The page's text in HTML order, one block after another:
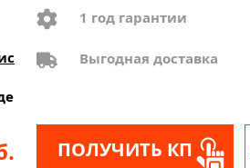
1 год гарантии
Выгодная доставка
ПОЛУЧИТЬ КП